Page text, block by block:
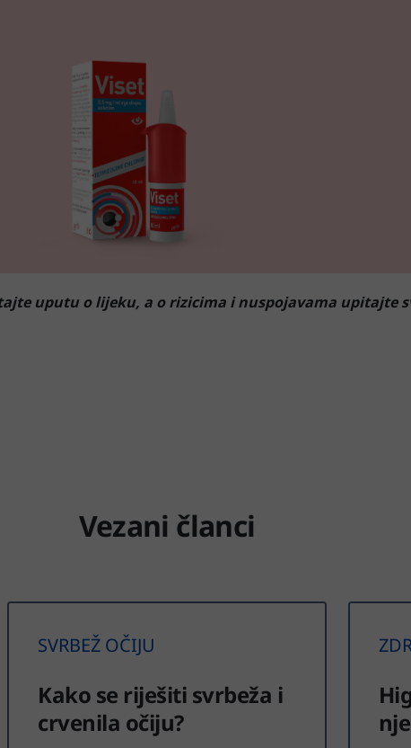
uputu o lijeku, a o rizicima i nuspojavama upitajte
Vezani članci
SVRBEŽ OČIJU
Kako se riješiti svrbeža i
crvenila očiju?